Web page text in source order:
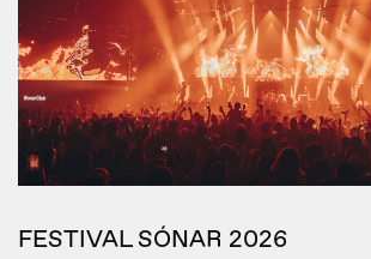
FESTIVAL SÓNAR 2026